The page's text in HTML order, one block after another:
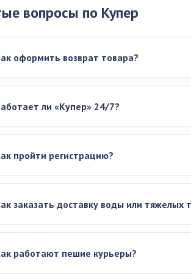
вопросы по Купер
оформить возврат товара?
ли «Купер» 24/7?
пройти регистрацию?
заказать доставку воды или тяжелых
работают пешие курьеры?